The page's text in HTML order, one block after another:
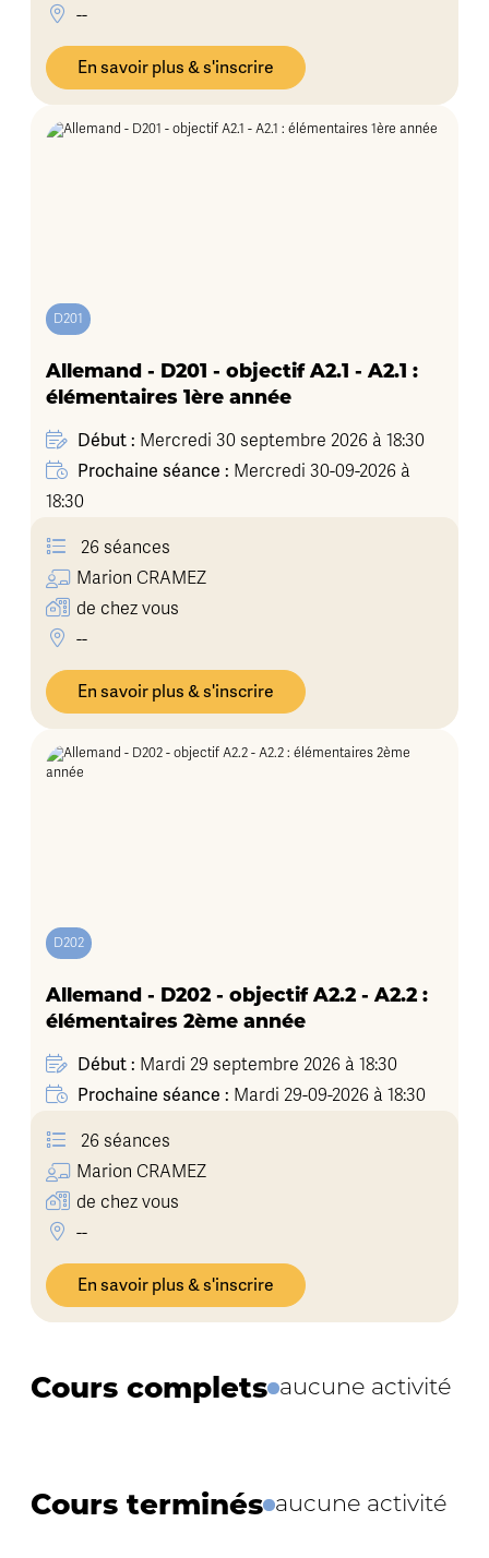
--
En savoir plus & s'inscrire
D201
Allemand - D201 - objectif A2.1 - A2.1 :
élémentaires 1ère année
Début : Mercredi 30 septembre 2026 à 18:30
Prochaine séance : Mercredi 30-09-2026 à
18:30
26 séances
Marion CRAMEZ
de chez vous
--
En savoir plus & s'inscrire
D202
Allemand - D202 - objectif A2.2 - A2.2 :
élémentaires 2ème année
Début : Mardi 29 septembre 2026 à 18:30
Prochaine séance : Mardi 29-09-2026 à 18:30
26 séances
Marion CRAMEZ
de chez vous
--
En savoir plus & s'inscrire
Cours complets aucune activité
Cours terminés aucune activité